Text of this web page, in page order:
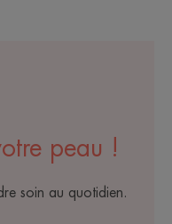
peau !
soin au quotidien.